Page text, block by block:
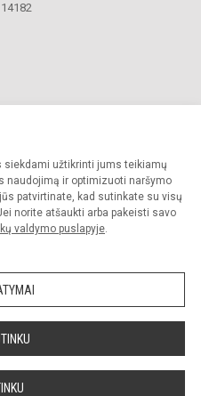
siekdami užtikrinti jums teikiamų
naudojimą ir optimizuoti naršymo
patvirtinate, kad sutinkate su visų
norite atšaukti arba pakeisti savo
valdymo puslapyje.
mokyklos administracijos
draudžiama.
Slapukų valdymas